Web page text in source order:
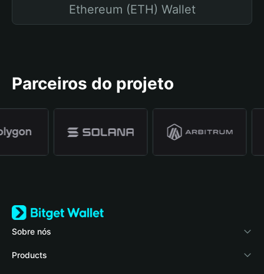
Ethereum (ETH) Wallet
Parceiros do projeto
Sobre nós
Bitget Wallet
Products